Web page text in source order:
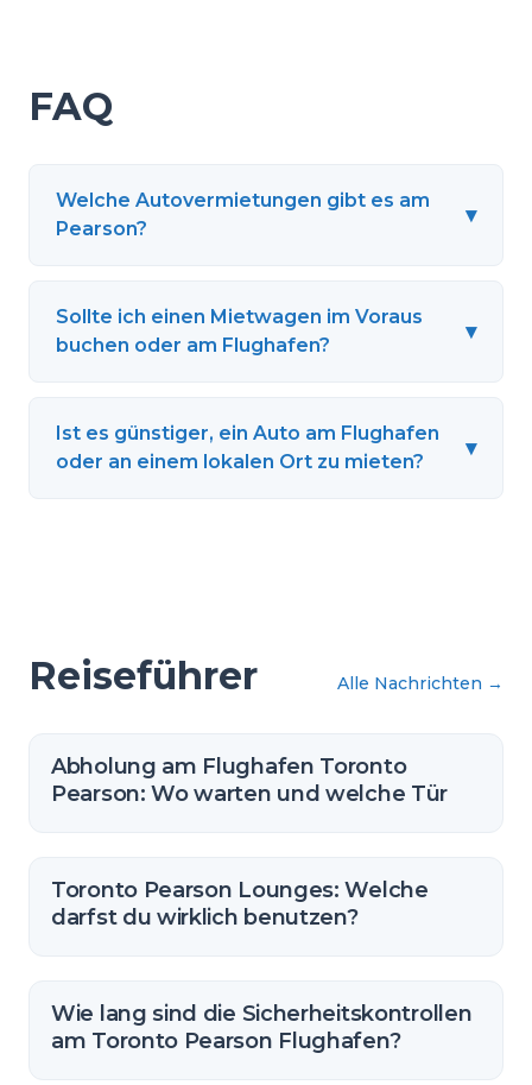
FAQ
Welche Autovermietungen gibt es am
Pearson?
▾
Sollte ich einen Mietwagen im Voraus
buchen oder am Flughafen?
▾
Ist es günstiger, ein Auto am Flughafen
oder an einem lokalen Ort zu mieten?
▾
Reiseführer Alle Nachrichten →
Abholung am Flughafen Toronto
Pearson: Wo warten und welche Tür
Toronto Pearson Lounges: Welche
darfst du wirklich benutzen?
Wie lang sind die Sicherheitskontrollen
am Toronto Pearson Flughafen?